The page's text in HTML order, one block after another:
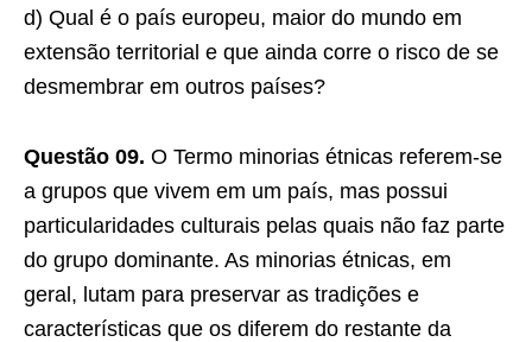
d) Qual é o país europeu, maior do mundo em
extensão territorial e que ainda corre o risco de se
desmembrar em outros países?
Questão 09. O Termo minorias étnicas referem-se
a grupos que vivem em um país, mas possui
particularidades culturais pelas quais não faz parte
do grupo dominante. As minorias étnicas, em
geral, lutam para preservar as tradições e
características que os diferem do restante da